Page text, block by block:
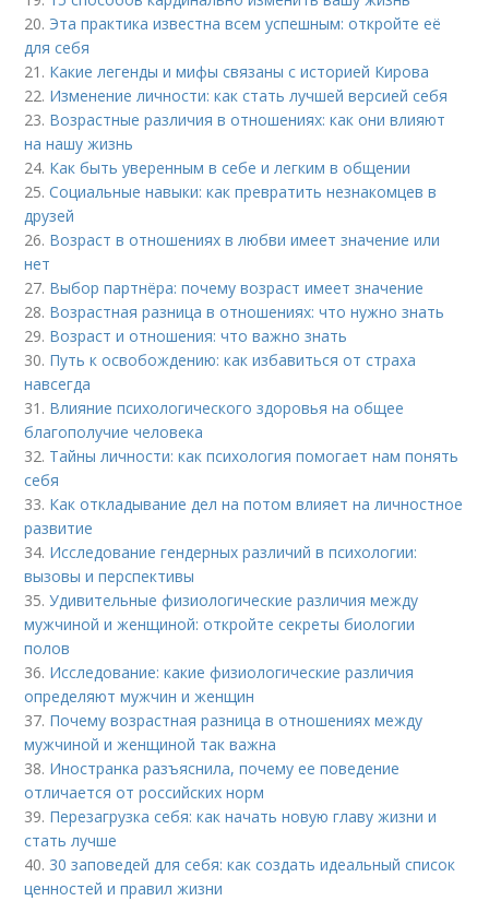
20. Эта практика известна всем успешным: откройте её
для себя
21. Какие легенды и мифы связаны с историей Кирова
22. Изменение личности: как стать лучшей версией себя
23. Возрастные различия в отношениях: как они влияют
на нашу жизнь
24. Как быть уверенным в себе и легким в общении
25.Социальные навыки: как превратить незнакомцев в
друзей
26. Возраст в отношениях в любви имеет значение или
нет
27. Выбор партнёра: почему возраст имеет значение
28. Возрастная разница в отношениях: что нужно знать
29. Возраст и отношения: что важно знать
30. Путь к освобождению: как избавиться от страха
навсегда
31. Влияние психологического здоровья на общее
благополучие человека
32. Тайны личности: как психология помогает нам понять
себя
33. Как откладывание дел на потом влияет на личностное
развитие
34. Исследование гендерных различий в психологии:
вызовы и перспективы
35.Удивительные физиологические различия между
мужчиной и женщиной: откройте секреты биологии
полов
36. Исследование: какие физиологические различия
определяют мужчин и женщин
37. Почему возрастная разница в отношениях между
мужчиной и женщиной так важна
38. Иностранка разъяснила, почему ее поведение
отличается от российских норм
39. Перезагрузка себя: как начать новую главу жизни и
стать лучше
40. 30 заповедей для себя: как создать идеальный список
ценностей и правил жизни